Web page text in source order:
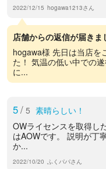
2022/12/15 hogawa1213さん
店舗からの返信が届きま
hogawa様 先日は当店を
た！ 気温の低い中での
に...
5/ 5 素晴らしい！
OWライセンスを取得し
はAOWです。 説明が丁
か...
2022/10/20 ふくパパさん